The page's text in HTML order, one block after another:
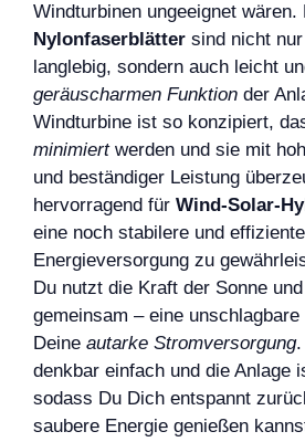
Windturbinen ungeeignet wären.
Nylonfaserblätter sind nicht
langlebig, sondern auch leicht
geräuscharmen Funktion der
Windturbine ist so konzipiert,
minimiertwerden und sie mit
und beständiger Leistung
hervorragend für Wind-Solar-
eine noch stabilere und
Energieversorgung zu
Du nutzt die Kraft der Sonne
gemeinsam – eine
Deine autarke Stromversorgung.
denkbar einfach und die Anlage
sodass Du Dich entspannt
saubere Energie genießen